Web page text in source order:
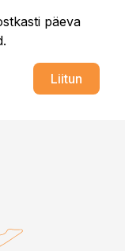
päeva
Liitun